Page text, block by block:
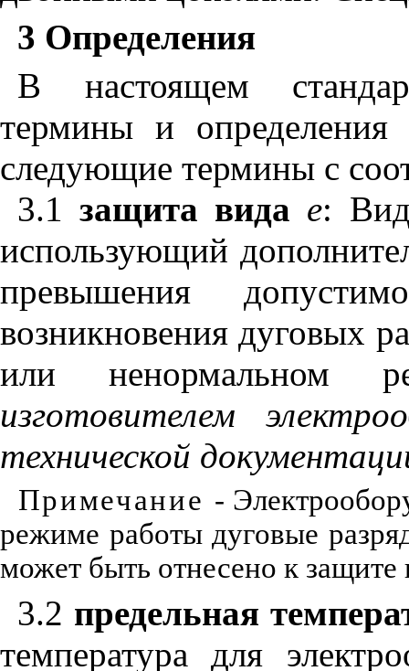
3 Определения
В настоящем
термины и
следующие термины с
3.1 защита вида е:
использующий
превышения
возникновения дуговых
или ненормальном
изготовителем
технической
Примечание -
режиме работы дуговые
может быть отнесено к
3.2 предельная
температура для